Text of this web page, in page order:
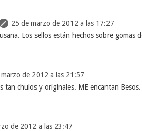
25 de marzo de 2012 a las 17:27
Los sellos están hechos sobre gomas
de 2012 a las 21:57
tan chulos y originales. ME encantan Besos.
de 2012 a las 23:47